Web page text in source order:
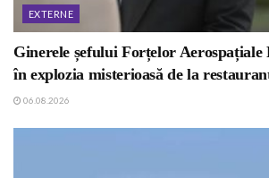
EXTERNE
Ginerele șefului Forțelor
în explozia misterioasă de la
06.08.2026